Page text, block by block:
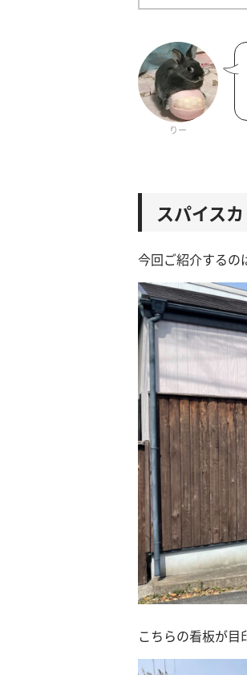
りー
スパイス
今回ご紹介するの
こちらの看板が目